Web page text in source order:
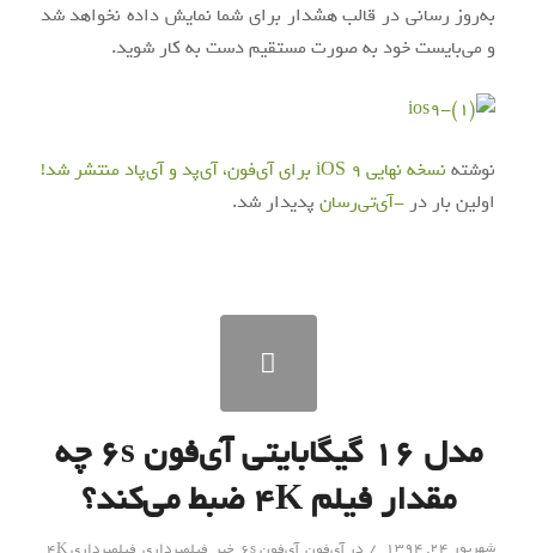
به‌روز رسانی در قالب هشدار برای شما نمایش داده نخواهد شد
و می‌بایست خود به صورت مستقیم دست به کار شوید.
نوشته نسخه نهایی iOS 9 برای آی‌فون، آی‌پد و آی‌پاد منتشر شد!
اولین بار در -آی‌تی‌رسانپدیدار شد.
مدل ۱۶ گیگابایتی آی‌فون ۶s چه
مقدار فیلم ۴K ضبط می‌کند؟